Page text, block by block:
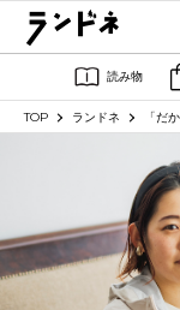
読み物
TOP ランドネ 「だ